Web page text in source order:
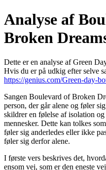
Analyse af
Broken
Dette er en analyse af Green
Hvis du er på udkig efter selve
https://genius.com/Green-day-
Sangen Boulevard of Broken
person, der går alene og føler
skildrer en følelse af isolation
mennesker. Dette kan tolkes
føler sig anderledes eller ikke
føler sig derfor alene.
I første vers beskrives det,
ensom vej, som er den eneste